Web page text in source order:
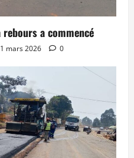
a commencé
1 mars 2026 0